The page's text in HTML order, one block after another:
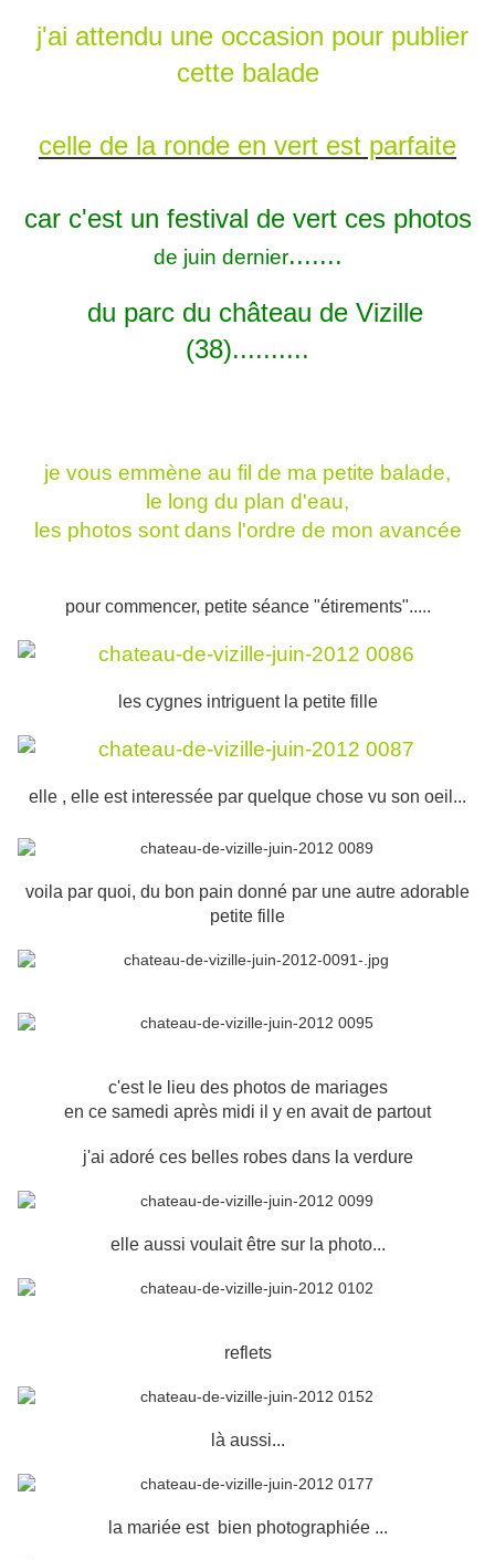
j'ai attendu une occasion pour publier
cette balade
celle de la ronde en vert est parfaite
car c'est un festival de vert ces photos
de juin dernier.......
du parc du château de Vizille
(38)..........
je vous emmène au fil de ma petite balade,
le long du plan d'eau,
les photos sont dans l'ordre de mon avancée
pour commencer, petite séance "étirements".....
les cygnes intriguent la petite fille
elle , elle est interessée par quelque chose vu son oeil...
voila par quoi, du bon pain donné par une autre adorable
petite fille
c'est le lieu des photos de mariages
en ce samedi après midi il y en avait de partout
j'ai adoré ces belles robes dans la verdure
elle aussi voulait être sur la photo...
reflets
là aussi...
la mariée est bien photographiée ...